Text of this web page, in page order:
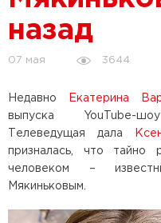
назад
07 мая 3644
Недавно Екатерина
выпуска YouTube-
Телеведущая дала
призналась, что тайно
человеком –
Мякиньковым.